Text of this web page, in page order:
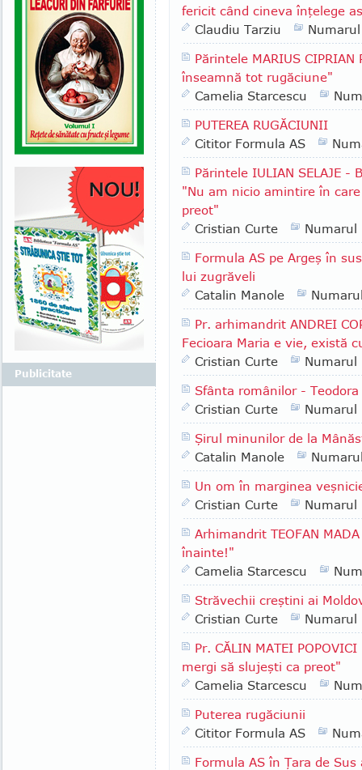
fericit când cineva înţelege
Claudiu Tarziu
Părintele MARIUS
înseamnă tot rugăciune"
Camelia Starcescu
PUTEREA RUGĂCIUNII
Cititor Formula AS
Părintele IULIAN SELAJE
"Nu am nicio amintire în
preot"
Cristian Curte
Numarul
Formula AS pe Argeş în
lui zugrăveli
Catalin Manole
Pr. arhimandrit ANDREI
Fecioara Maria e vie, există
Cristian Curte
Numarul
Sfânta românilor -
Cristian Curte
Numarul
Şirul minunilor de la
Catalin Manole
Un om în marginea
Cristian Curte
Numarul
Arhimandrit TEOFAN
înainte!"
Camelia Starcescu
Străvechii creştini ai
Cristian Curte
Numarul
Pr. CĂLIN MATEI
mergi să slujeşti ca preot"
Camelia Starcescu
Puterea rugăciunii
Cititor Formula AS
Formula AS în Ţara de
Publicitate